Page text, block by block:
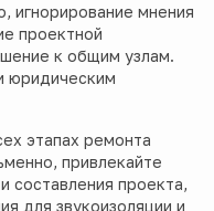
игнорирование мнения
проектной
к общим узлам.
юридическим
этапах ремонта
привлекайте
составления проекта,
для звукоизоляции и